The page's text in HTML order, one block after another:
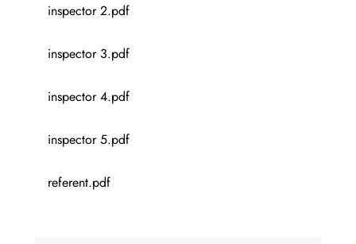
inspector 2.pdf
inspector 3.pdf
inspector 4.pdf
inspector 5.pdf
referent.pdf